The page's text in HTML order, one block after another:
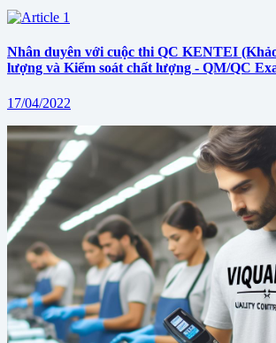
Nhân duyên với cuộc thi QC KENTEI
lượng và Kiểm soát chất lượng - QM/QC
17/04/2022